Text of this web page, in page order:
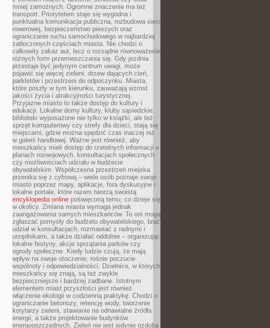
mniej zamożnych. Ogromne znaczenie ma też
transport. Priorytetem staje się wygodna i
punktualna komunikacja publiczna, rozbudowa sieci
rowerowej, bezpieczeństwo pieszych oraz
ograniczanie ruchu samochodowego w najbardziej
zatłoczonych częściach miasta. Nie chodzi o
całkowity zakaz aut, lecz o rozsądne równoważenie
różnych form przemieszczania się. Gdy jezdnia
przestaje być jedynym centrum uwagi, może
pojawić się więcej zieleni, drzew dających cień,
parkletów i przestrzeni do odpoczynku. Miasta,
które poszły w tym kierunku, zauważają wzrost
jakości życia i atrakcyjności turystycznej.
Przyjazne miasto to także dostęp do kultury i
edukacji. Lokalne domy kultury, kluby sąsiedzkie,
biblioteki wyposażone nie tylko w książki, ale też
sprzęt komputerowy czy strefy dla dzieci, stają się
miejscami, gdzie można spędzić czas inaczej niż
w galerii handlowej. Ważne jest również, aby
mieszkańcy mieli dostęp do rzetelnych informacji o
planach rozwojowych, konsultacjach społecznych
czy możliwościach udziału w budżecie
obywatelskim. Współczesna przestrzeń miejska
przenika się z cyfrową – wiele osób poznaje swoje
miasto poprzez mapy, aplikacje, fora dyskusyjne i
lokalne portale, które razem tworzą swoistą
encyklopedia online poświęconą temu, co dzieje się
w okolicy. Zmiana miasta wymaga jednak
zaangażowania samych mieszkańców. To oni mogą
zgłaszać pomysły do budżetu obywatelskiego, brać
udział w konsultacjach, rozmawiać z radnymi i
urzędnikami, a także działać oddolnie – organizując
lokalne festyny, akcje sprzątania parków czy
ogrody społeczne. Kiedy ludzie czują, że mają
wpływ na swoje otoczenie, rośnie poczucie
wspólnoty i odpowiedzialności. Dzielnice, w których
mieszkańcy się znają, są też zwykle
bezpieczniejsze i bardziej zadbane. Istotnym
elementem miast przyszłości jest również
włączenie ekologii w codzienną praktykę. Chodzi o
ograniczanie betonozy, retencję wody, tworzenie
korytarzy zieleni, stawianie na odnawialne źródła
energii, a także projektowanie budynków
energooszczędnych. Zieleń nie jest jedynie ozdobą